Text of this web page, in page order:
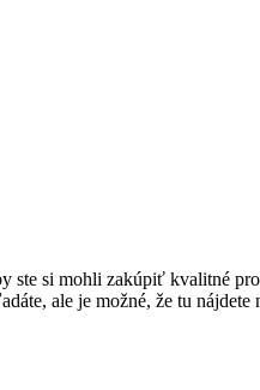
ste si mohli zakúpiť kvalitné
ale je možné, že tu